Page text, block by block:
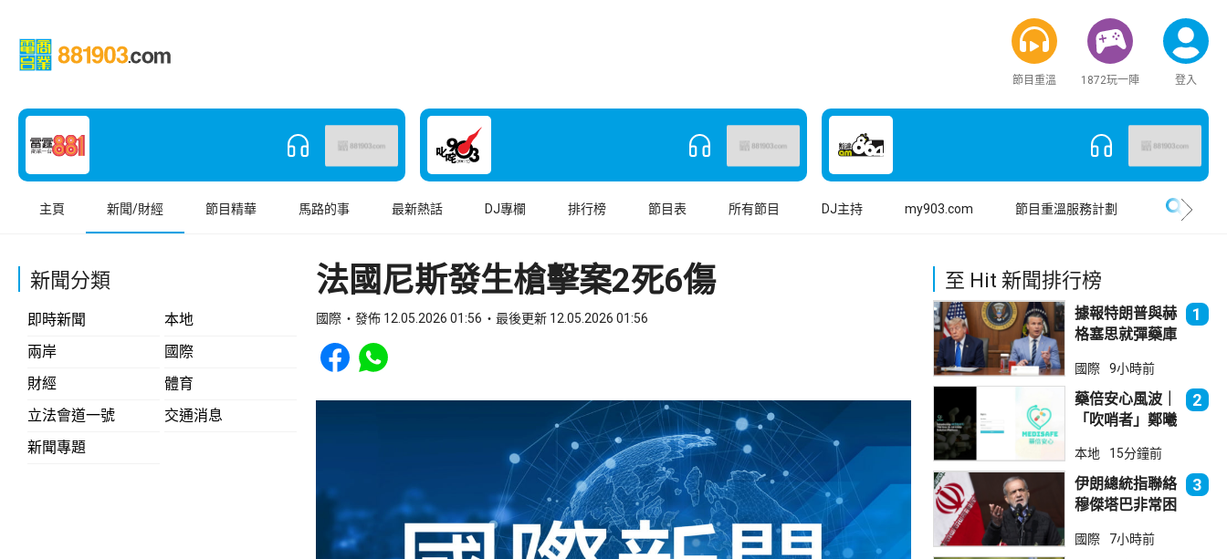
節目重溫 1872玩一陣 登入
主頁 新聞/財經 節目精華 馬路的事 最新熱話 DJ專欄 排行榜 節目表 所有節目 DJ主持 my903.com 節目重溫服務計劃
新聞分類
即時新聞
本地
兩岸
國際
財經
體育
立法會道一號
交通消息
新聞專題
法國尼斯發生槍擊案2死6傷
國際 發佈 12.05.2026 01:56 最後更新 12.05.2026 01:56
Share to Facebook
Share to WhatsApp
至 Hit 新聞排行榜
據報特朗普與赫
格塞思就彈藥庫
1
國際 9小時前
藥倍安心風波｜
「吹哨者」鄭曦
進行刑事調查
2
本地 15分鐘前
伊朗總統指聯絡
穆傑塔巴非常困
製造分裂
3
國際 7小時前